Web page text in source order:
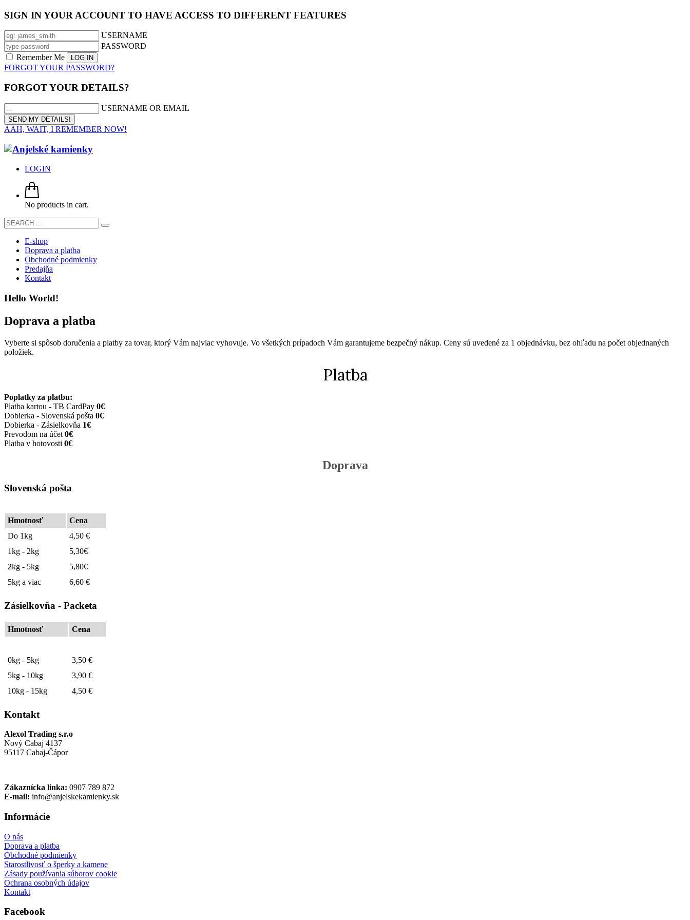
SIGN IN YOUR ACCOUNT TO HAVE ACCESS TO DIFFERENT FEATURES
USERNAME
PASSWORD
Remember Me
FORGOT YOUR PASSWORD?
FORGOT YOUR DETAILS?
USERNAME OR EMAIL
AAH, WAIT, I REMEMBER NOW!
LOGIN
No products in cart.
E-shop
Doprava a platba
Obchodné podmienky
Predajňa
Kontakt
Hello World!
Doprava a platba
Vyberte si spôsob doručenia a platby za tovar, ktorý Vám najviac vyhovuje. Vo všetkých prípadoch Vám garantujeme bezpečný nákup. Ceny sú uvedené za 1 objednávku, bez ohľadu na počet objednaných
položiek.
Platba
Poplatky za platbu:
Platba kartou - TB CardPay 0€
Dobierka - Slovenská pošta 0€
Dobierka - Zásielkovňa 1€
Prevodom na účet 0€
Platba v hotovosti 0€
Doprava
Slovenská pošta
Hmotnosť
Cena
Do 1kg
4,50 €
1kg - 2kg
5,30€
2kg - 5kg
5,80€
5kg a viac
6,60 €
Zásielkovňa - Packeta
Hmotnosť Cena
0kg - 5kg
3,50 €
5kg - 10kg
3,90 €
10kg - 15kg
4,50 €
Kontakt
Alexol Trading s.r.o
Nový Cabaj 4137
95117 Cabaj-Čápor
Zákaznícka linka: 0907 789 872
E-mail: info@anjelskekamienky.sk
Informácie
O nás
Doprava a platba
Obchodné podmienky
Starostlivosť o šperky a kamene
Zásady používania súborov cookie
Ochrana osobných údajov
Kontakt
Facebook